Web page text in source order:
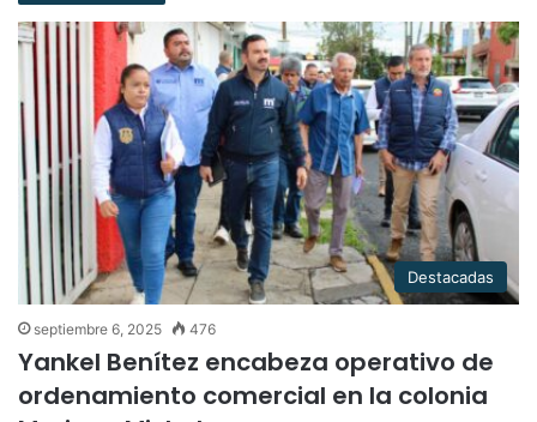
Destacadas
septiembre 6, 2025 476
Yankel Benítez encabeza operativo de
ordenamiento comercial en la colonia